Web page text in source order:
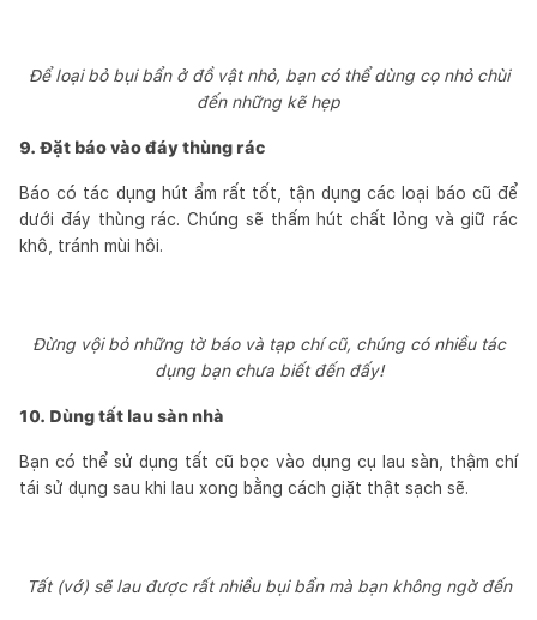
Để loại bỏ bụi bẩn ở đồ vật nhỏ, bạn có thể dùng cọ nhỏ chùi
đến những kẽ hẹp
9. Đặt báo vào đáy thùng rác
Báo có tác dụng hút ẩm rất tốt, tận dụng các loại báo cũ để
dưới đáy thùng rác. Chúng sẽ thấm hút chất lỏng và giữ rác
khô, tránh mùi hôi.
Đừng vội bỏ những tờ báo và tạp chí cũ, chúng có nhiều tác
dụng bạn chưa biết đến đấy!
10. Dùng tất lau sàn nhà
Bạn có thể sử dụng tất cũ bọc vào dụng cụ lau sàn, thậm chí
tái sử dụng sau khi lau xong bằng cách giặt thật sạch sẽ.
Tất (vớ) sẽ lau được rất nhiều bụi bẩn mà bạn không ngờ đến